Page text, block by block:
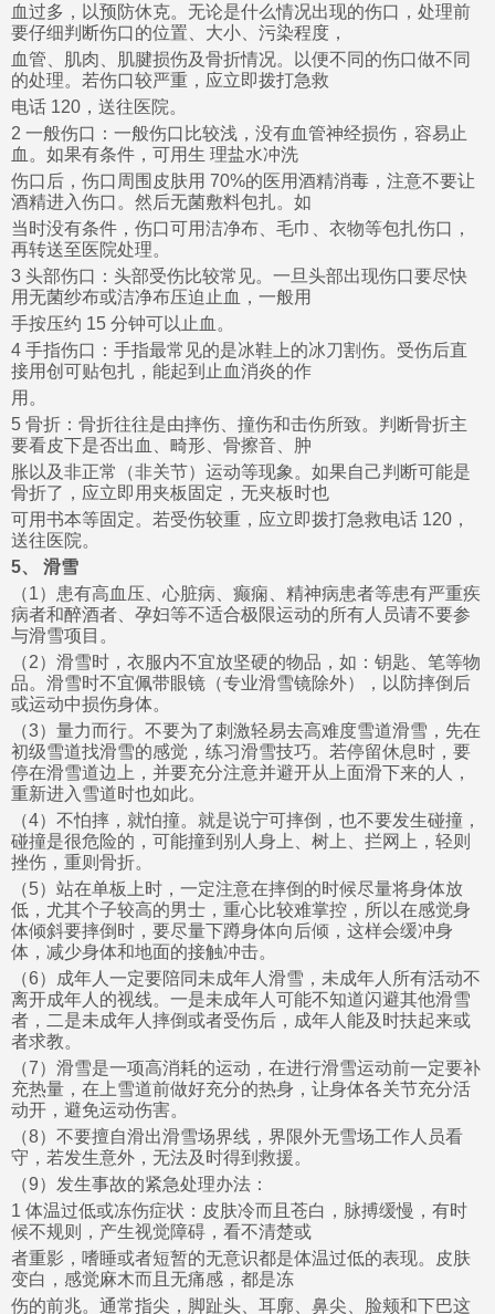
血过多，以预防休克。无论是什么情况出现的伤口，处理前
要仔细判断伤口的位置、大小、污染程度，
血管、肌肉、肌腱损伤及骨折情况。以便不同的伤口做不同
的处理。若伤口较严重，应立即拨打急救
电话 120，送往医院。
2 一般伤口：一般伤口比较浅，没有血管神经损伤，容易止
血。如果有条件，可用生 理盐水冲洗
伤口后，伤口周围皮肤用 70%的医用酒精消毒，注意不要让
酒精进入伤口。然后无菌敷料包扎。如
当时没有条件，伤口可用洁净布、毛巾、衣物等包扎伤口，
再转送至医院处理。
3 头部伤口：头部受伤比较常见。一旦头部出现伤口要尽快
用无菌纱布或洁净布压迫止血，一般用
手按压约 15 分钟可以止血。
4 手指伤口：手指最常见的是冰鞋上的冰刀割伤。受伤后直
接用创可贴包扎，能起到止血消炎的作
用。
5 骨折：骨折往往是由摔伤、撞伤和击伤所致。判断骨折主
要看皮下是否出血、畸形、骨擦音、肿
胀以及非正常（非关节）运动等现象。如果自己判断可能是
骨折了，应立即用夹板固定，无夹板时也
可用书本等固定。若受伤较重，应立即拨打急救电话 120，
送往医院。
5、 滑雪
（1）患有高血压、心脏病、癫痫、精神病患者等患有严重疾
病者和醉酒者、孕妇等不适合极限运动的所有人员请不要参
与滑雪项目。
（2）滑雪时，衣服内不宜放坚硬的物品，如：钥匙、笔等物
品。滑雪时不宜佩带眼镜（专业滑雪镜除外），以防摔倒后
或运动中损伤身体。
（3）量力而行。不要为了刺激轻易去高难度雪道滑雪，先在
初级雪道找滑雪的感觉，练习滑雪技巧。若停留休息时，要
停在滑雪道边上，并要充分注意并避开从上面滑下来的人，
重新进入雪道时也如此。
（4）不怕摔，就怕撞。就是说宁可摔倒，也不要发生碰撞，
碰撞是很危险的，可能撞到别人身上、树上、拦网上，轻则
挫伤，重则骨折。
（5）站在单板上时，一定注意在摔倒的时候尽量将身体放
低，尤其个子较高的男士，重心比较难掌控，所以在感觉身
体倾斜要摔倒时，要尽量下蹲身体向后倾，这样会缓冲身
体，减少身体和地面的接触冲击。
（6）成年人一定要陪同未成年人滑雪，未成年人所有活动不
离开成年人的视线。一是未成年人可能不知道闪避其他滑雪
者，二是未成年人摔倒或者受伤后，成年人能及时扶起来或
者求教。
（7）滑雪是一项高消耗的运动，在进行滑雪运动前一定要补
充热量，在上雪道前做好充分的热身，让身体各关节充分活
动开，避免运动伤害。
（8）不要擅自滑出滑雪场界线，界限外无雪场工作人员看
守，若发生意外，无法及时得到救援。
（9）发生事故的紧急处理办法：
1 体温过低或冻伤症状：皮肤冷而且苍白，脉搏缓慢，有时
候不规则，产生视觉障碍，看不清楚或
者重影，嗜睡或者短暂的无意识都是体温过低的表现。皮肤
变白，感觉麻木而且无痛感，都是冻
伤的前兆。通常指尖，脚趾头、耳廓、鼻尖、脸颊和下巴这